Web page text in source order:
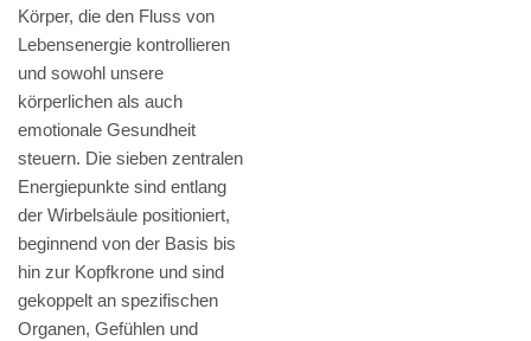
Körper, die den Fluss von
Lebensenergie kontrollieren
und sowohl unsere
körperlichen als auch
emotionale Gesundheit
steuern. Die sieben zentralen
Energiepunkte sind entlang
der Wirbelsäule positioniert,
beginnend von der Basis bis
hin zur Kopfkrone und sind
gekoppelt an spezifischen
Organen, Gefühlen und